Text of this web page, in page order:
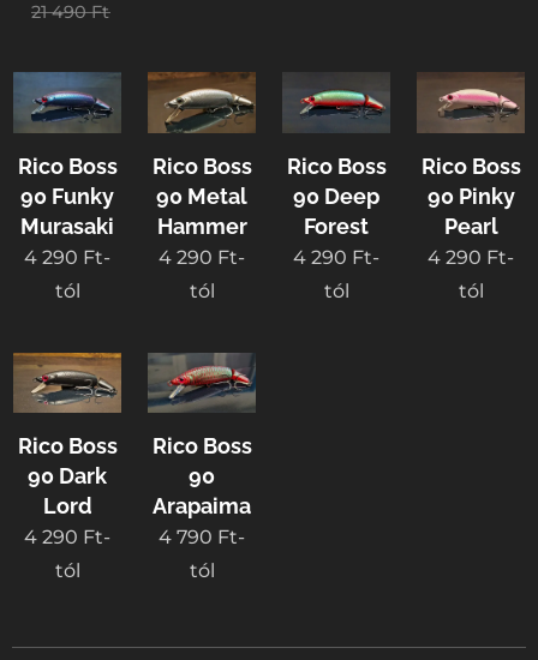
21 490Ft
Rico Boss
90 Funky
Murasaki
4 290 Ft-
tól
Rico Boss
90 Metal
Hammer
4 290 Ft-
tól
Rico Boss
90 Deep
Forest
4 290 Ft-
tól
Rico Boss
90 Pinky
Pearl
4 290 Ft-
tól
Rico Boss
90 Dark
Lord
4 290 Ft-
tól
Rico Boss
90
Arapaima
4 790 Ft-
tól